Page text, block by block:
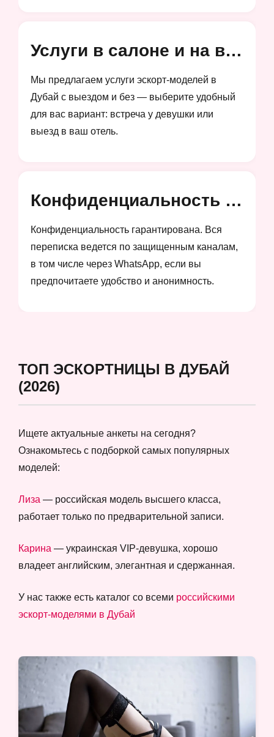
Услуги в салоне и на выезд
Мы предлагаем услуги эскорт-моделей в
Дубай с выездом и без — выберите удобный
для вас вариант: встреча у девушки или
выезд в ваш отель.
Конфиденциальность и анонимность
Конфиденциальность гарантирована. Вся
переписка ведется по защищенным каналам,
в том числе через WhatsApp, если вы
предпочитаете удобство и анонимность.
ТОП ЭСКОРТНИЦЫ В ДУБАЙ
(2026)
Ищете актуальные анкеты на сегодня?
Ознакомьтесь с подборкой самых популярных
моделей:
Лиза — российская модель высшего класса,
работает только по предварительной записи.
Карина — украинская VIP-девушка, хорошо
владеет английским, элегантная и сдержанная.
У нас также есть каталог со всеми российскими
эскорт-моделями в Дубай